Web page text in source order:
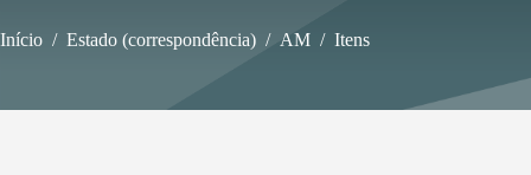
Início / Estado (correspondência) / AM / Itens